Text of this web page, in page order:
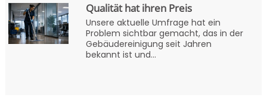
Qualität hat ihren Preis
Unsere aktuelle Umfrage hat ein
Problem sichtbar gemacht, das in der
Gebäudereinigung seit Jahren
bekannt ist und...